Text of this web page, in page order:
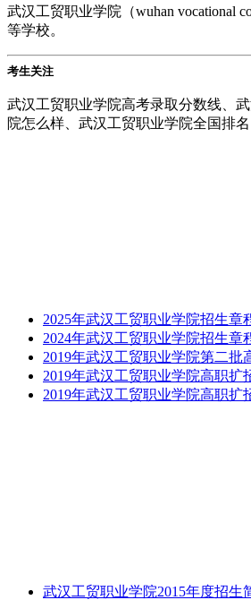
武汉工贸职业学院（wuhan vocational
等学校。
考生关注
武汉工贸职业学院高考录取分数线、
院怎么样、武汉工贸职业学院全国排
2025年武汉工贸职业学院招生章
2024年武汉工贸职业学院招生章
2019年武汉工贸职业学院第二批
2019年武汉工贸职业学院高职扩
2019年武汉工贸职业学院高职扩
武汉工贸职业学院2015年度招生